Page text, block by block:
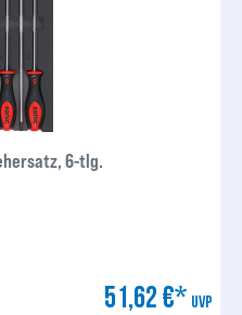
6-tlg.
51,62 €* UVP